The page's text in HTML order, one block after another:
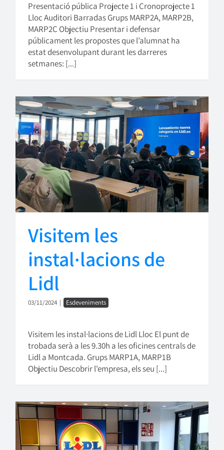
Presentació pública Projecte 1 i Cronoprojecte 1
Lloc Auditori Barradas Grups MARP2A, MARP2B,
MARP2C Objectiu Presentar i defensar
públicament les propostes que l’alumnat ha
estat desenvolupant durant les darreres
setmanes: [...]
Visitem les
instal·lacions de
Lidl
03/11/2024 | Esdeveniments
Visitem les instal·lacions de Lidl Lloc El punt de
trobada serà a les 9.30h a les oficines centrals de
Lidl a Montcada. Grups MARP1A, MARP1B
Objectiu Descobrir l'empresa, els seu [...]